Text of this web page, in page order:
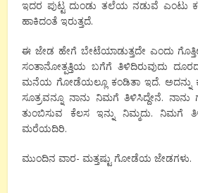
ಇದರ ಪುಟ್ಟ ದುಂಡು ತಲೆಯ ನಡುವೆ ಎಂಟು
ಹಾಕಿದಂತೆ ಇರುತ್ತದೆ.
ಈ ಜೇಡ ಹೇಗೆ ಬೇಟೆಯಾಡುತ್ತದೇ ಎಂದು
ಸಂತಾನೋತ್ಪತ್ತಿಯ ಬಗೆಗೆ ತಿಳಿದಿರುವುದು
ಮನೆಯ ಗೋಡೆಯಲ್ಲೂ ಕಂಡಿತಾ ಇದೆ. ಅದನ್ನು
ಸೂತ್ರವನ್ನೂ ನಾನು ನಿಮಗೆ ತಿಳಿಸಿದ್ದೇನೆ. ನಾನು
ತುಂಬಿಸುವ ಕೆಲಸ ಇನ್ನು ನಿಮ್ಮದು. ನಿಮಗೆ
ಮರೆಯದಿರಿ.
ಮುಂದಿನ ವಾರ- ಮತ್ತಷ್ಟು ಗೋಡೆಯ ಜೇಡಗಳು.